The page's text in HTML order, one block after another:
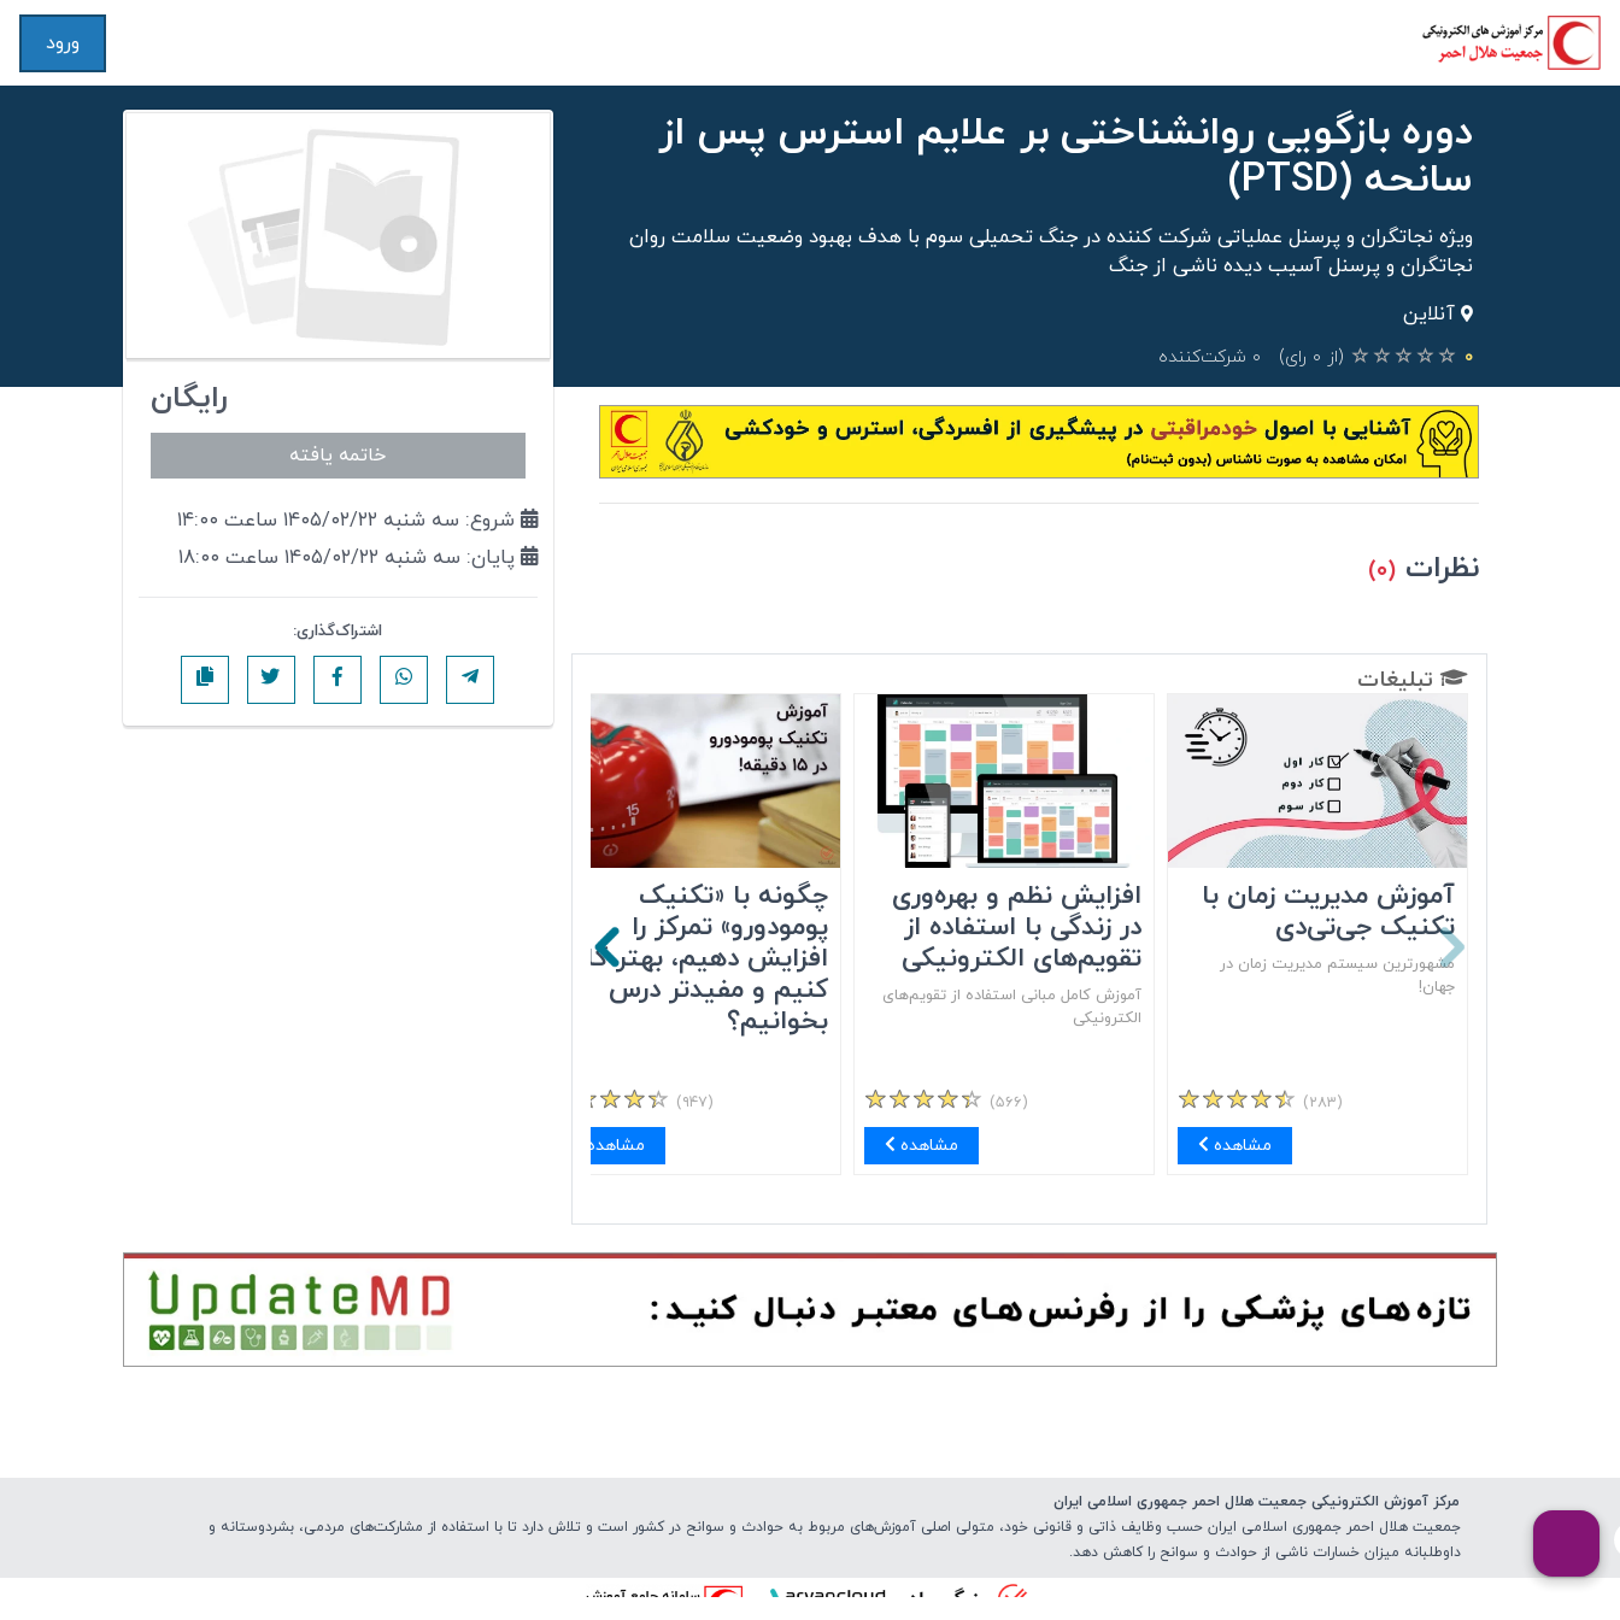
ورود
دوره بازگویی روانشناختی بر علایم استرس پس از
سانحه (PTSD)
ویژه نجاتگران و پرسنل عملیاتی شرکت کننده در جنگ تحمیلی سوم با هدف بهبود وضعیت سلامت روان
نجاتگران و پرسنل آسیب دیده ناشی از جنگ
آنلاین
۰ (از ۰ رای) ۰ شرکت‌کننده
رایگان
خاتمه یافته
شروع: سه شنبه ۱۴۰۵/۰۲/۲۲ ساعت ۱۴:۰۰
پایان: سه شنبه ۱۴۰۵/۰۲/۲۲ ساعت ۱۸:۰۰
اشتراک‌گذاری:
نظرات (۰)
تبلیغات
آموزش مدیریت زمان با
تکنیک جی‌تی‌دی
مشهور‌ترین سیستم مدیریت زمان در
جهان!
(۲۸۳)
مشاهده
افزایش نظم و بهره‌وری
در زندگی با استفاده از
تقویم‌های الکترونیکی
آموزش کامل مبانی استفاده از تقویم‌های
الکترونیکی
(۵۶۶)
مشاهده
چگونه با «تکنیک
پومودورو» تمرکز را
افزایش دهیم، بهتر کار
کنیم و مفیدتر درس
بخوانیم؟
(۹۴۷)
مشاهده
مرکز آموزش الکترونیکی جمعیت هلال احمر جمهوری اسلامی ایران
جمعیت هلال احمر جمهوری اسلامی ایران حسب وظایف ذاتی و قانونی خود، متولی اصلی آموزش‌های مربوط به حوادث و سوانح در کشور است و تلاش دارد تا با استفاده از مشارکت‌های مردمی، بشردوستانه و
داوطلبانه میزان خسارات ناشی از حوادث و سوانح را کاهش دهد.